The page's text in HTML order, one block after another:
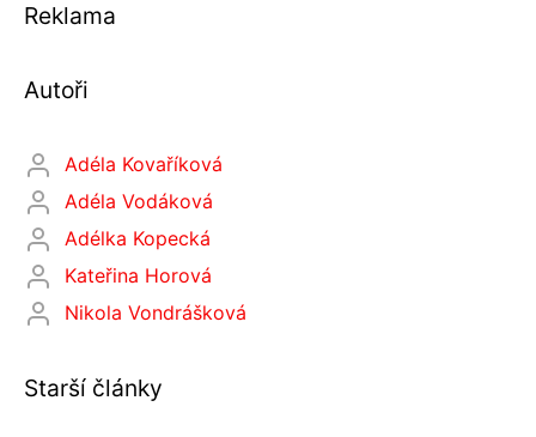
Reklama
Autoři
Adéla Kovaříková
Adéla Vodáková
Adélka Kopecká
Kateřina Horová
Nikola Vondrášková
Starší články